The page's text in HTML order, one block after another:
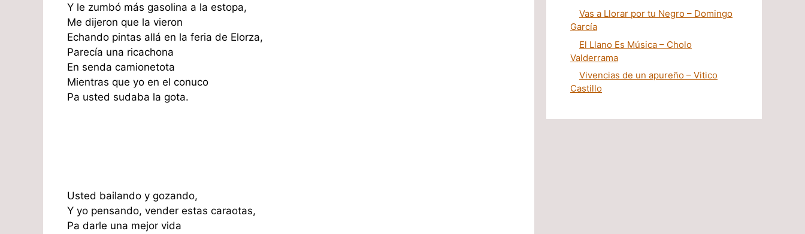
Y le zumbó más gasolina a la estopa,
Me dijeron que la vieron
Echando pintas allá en la feria de Elorza,
Parecía una ricachona
En senda camionetota
Mientras que yo en el conuco
Pa usted sudaba la gota.
Usted bailando y gozando,
Y yo pensando, vender estas caraotas,
Pa darle una mejor vida
Vas a Llorar por tu Negro – Domingo
García
El Llano Es Música – Cholo
Valderrama
Vivencias de un apureño – Vitico
Castillo